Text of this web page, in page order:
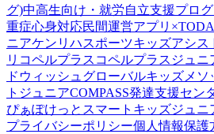
グ)中高生向け・就労自立支援プロ
重症心身対応民間運営アプリ
ニアケンリハスポーツキッズアシス
リ コペルプラス コペルプラスジュニ
ドウィッシュ グローバルキッズメソ
トジュニアCOMPASS発達支援セン
ぴぁぽけっと スマートキッズジュニ
プライバシーポリシー個人情報保護